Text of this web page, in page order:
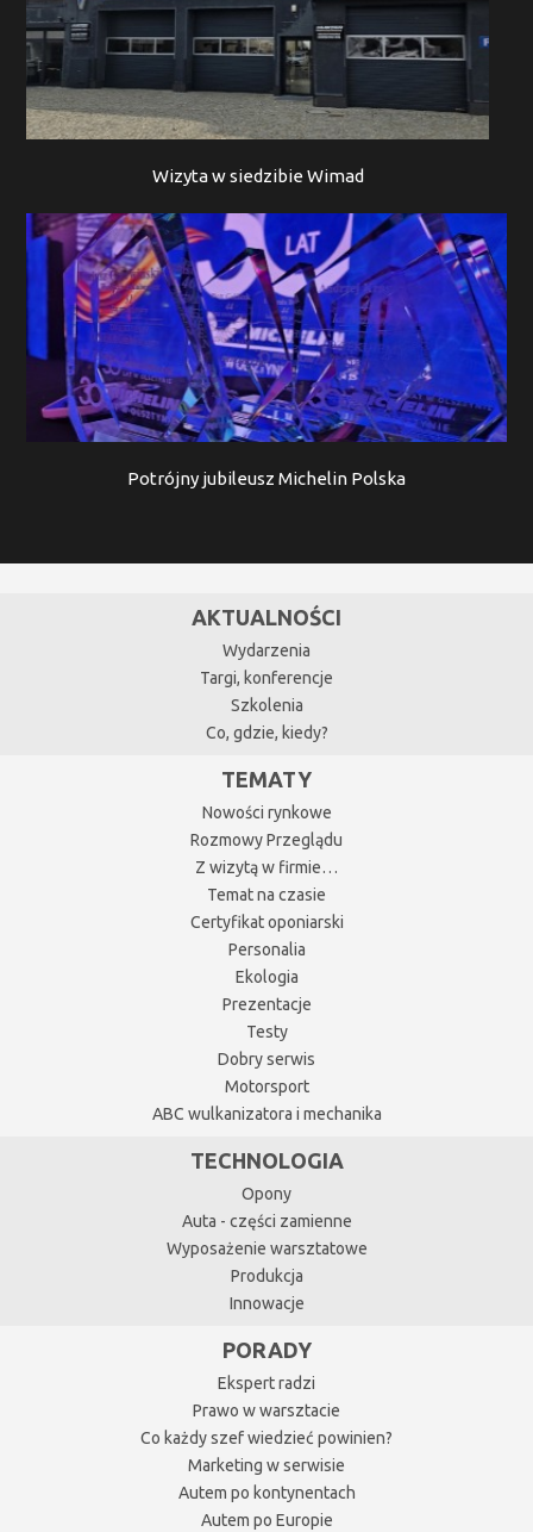
Wizyta w siedzibie Wimad
Potrójny jubileusz Michelin Polska
AKTUALNOŚCI
Wydarzenia
Targi, konferencje
Szkolenia
Co, gdzie, kiedy?
TEMATY
Nowości rynkowe
Rozmowy Przeglądu
Z wizytą w firmie…
Temat na czasie
Certyfikat oponiarski
Personalia
Ekologia
Prezentacje
Testy
Dobry serwis
Motorsport
ABC wulkanizatora i mechanika
TECHNOLOGIA
Opony
Auta - części zamienne
Wyposażenie warsztatowe
Produkcja
Innowacje
PORADY
Ekspert radzi
Prawo w warsztacie
Co każdy szef wiedzieć powinien?
Marketing w serwisie
Autem po kontynentach
Autem po Europie